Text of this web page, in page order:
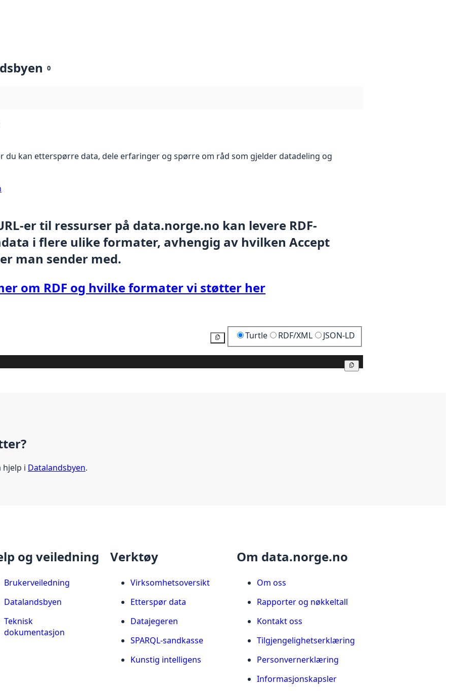
0
du kan etterspørre data, dele erfaringer og spørre om råd som gjelder datadeling og
er til ressurser på data.norge.no kan levere RDF-
i flere ulike formater, avhengig av hvilken Accept
man sender med.
om RDF og hvilke formater vi støtter her
Kopier Turtle RDF/XML JSON-LD
hjelp i Datalandsbyen.
og veiledning
Brukerveiledning
Datalandsbyen
Teknisk
dokumentasjon
Verktøy
Virksomhetsoversikt
Etterspør data
Datajegeren
SPARQL-sandkasse
Kunstig intelligens
Om data.norge.no
Om oss
Rapporter og nøkkeltall
Kontakt oss
Tilgjengelighetserklæring
Personvernerklæring
Informasjonskapsler